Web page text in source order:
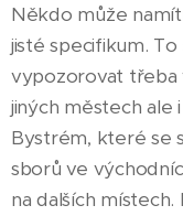
Někdo může
jisté specifikum.
vypozorovat třeba
jiných městech ale
Bystrém, které se
sborů ve
na dalších